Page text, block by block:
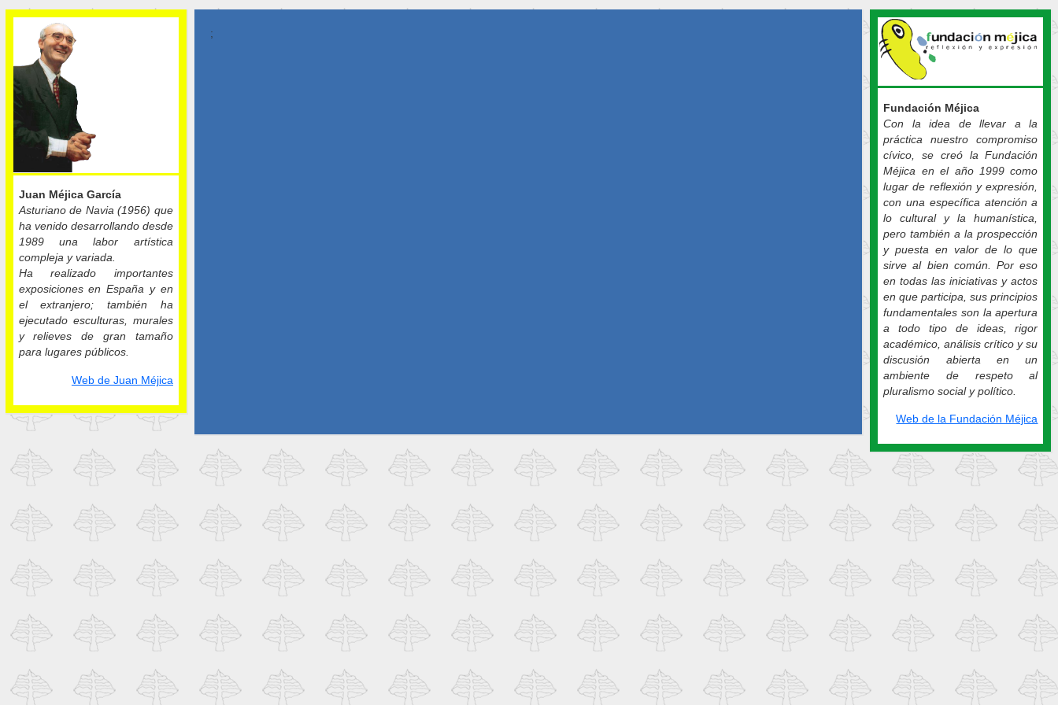
Juan Méjica García
Asturiano de Navia (1956) que
ha venido desarrollando desde
1989 una labor artística
compleja y variada.
Ha realizado importantes
exposiciones en España y en
el extranjero; también ha
ejecutado esculturas, murales
y relieves de gran tamaño
para lugares públicos.
Web de Juan Méjica
Fundación Méjica
Con la idea de llevar a la
práctica nuestro compromiso
cívico, se creó la Fundación
Méjica en el año 1999 como
lugar de reflexión y expresión,
con una específica atención a
lo cultural y la humanística,
pero también a la prospección
y puesta en valor de lo que
sirve al bien común. Por eso
en todas las iniciativas y actos
en que participa, sus principios
fundamentales son la apertura
a todo tipo de ideas, rigor
académico, análisis crítico y su
discusión abierta en un
ambiente de respeto al
pluralismo social y político.
Web de la Fundación Méjica
;